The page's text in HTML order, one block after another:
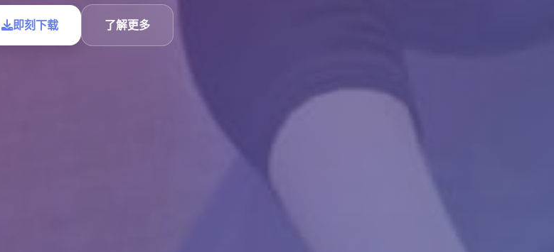
即刻下载 了解更多